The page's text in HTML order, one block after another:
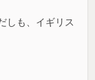
しも、イギリス